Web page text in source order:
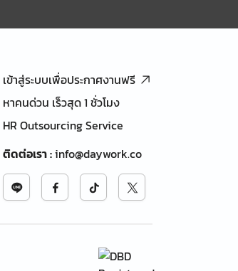
เข้าสู่ระบบเพื่อประกาศงานฟรี
หาคนด่วน เร็วสุด 1 ชั่วโมง
HR Outsourcing Service
ติดต่อเรา:info@daywork.co